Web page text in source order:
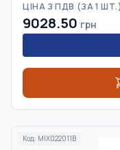
ЦІНА З ПДВ (ЗА 1 ШТ.)
9028.50 грн
Код: MIX022011B